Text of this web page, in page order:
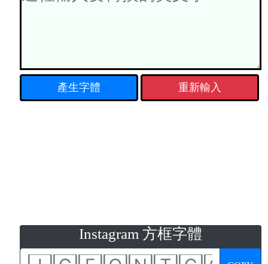
重新輸入
Instagram 方框字體